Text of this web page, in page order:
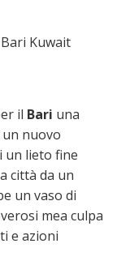
il Bari una
nuovo
un lieto fine
città da un
un vaso di
mea culpa
e azioni